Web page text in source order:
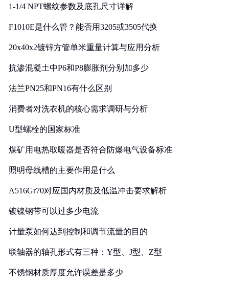
1-1/4 NPT螺纹参数及底孔尺寸详解
F1010E是什么管？能否用3205或3505代换
20x40x2镀锌方管单米重量计算与应用分析
抗渗混凝土中P6和P8膨胀剂分别加多少
法兰PN25和PN16有什么区别
消费者对洗衣机的核心需求调研与分析
U型螺栓的国家标准
煤矿用电热取暖器是否符合防爆电气设备标准
照明母线槽的主要作用是什么
A516Gr70对应国内材质及低温冲击要求解析
镀镍钢带可以过多少电流
计量泵如何达到控制和调节流量的目的
联轴器的轴孔形式有三种：Y型、J型、Z型
不锈钢材质厚度允许误差是多少